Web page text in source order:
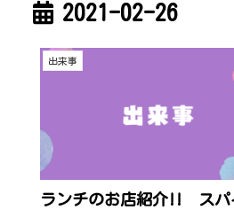
2021-02-26
出来事
ランチのお店紹介!! スパ